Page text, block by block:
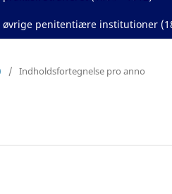
penitentiære institutioner
/ Indholdsfortegnelse pro anno